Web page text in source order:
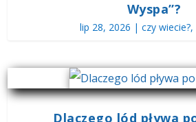
Wyspa”?
lip 28, 2026 | czy wiecie?,
Dlaczego lód pływa